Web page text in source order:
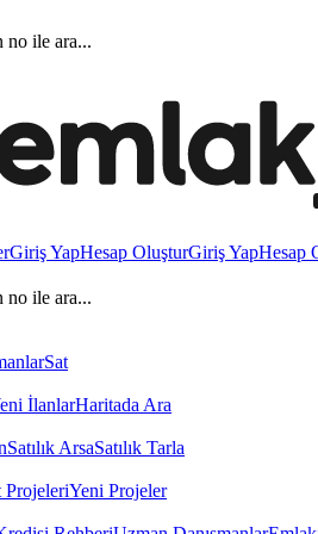
no ile ara...
Giriş YapHesap OluşturGiriş YapHesap
no ile ara...
Sat
İlanlarHaritada Ara
Satılık ArsaSatılık Tarla
Yeni Projeler